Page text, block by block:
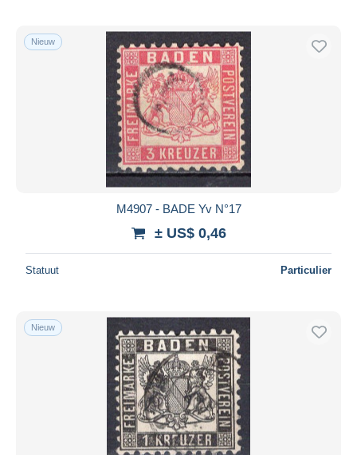
Nieuw
M4907 - BADE Yv N°17
± US$ 0,46
Statuut Particulier
Nieuw